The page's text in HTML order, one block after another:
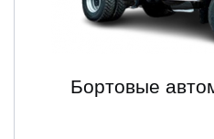
Бортовые